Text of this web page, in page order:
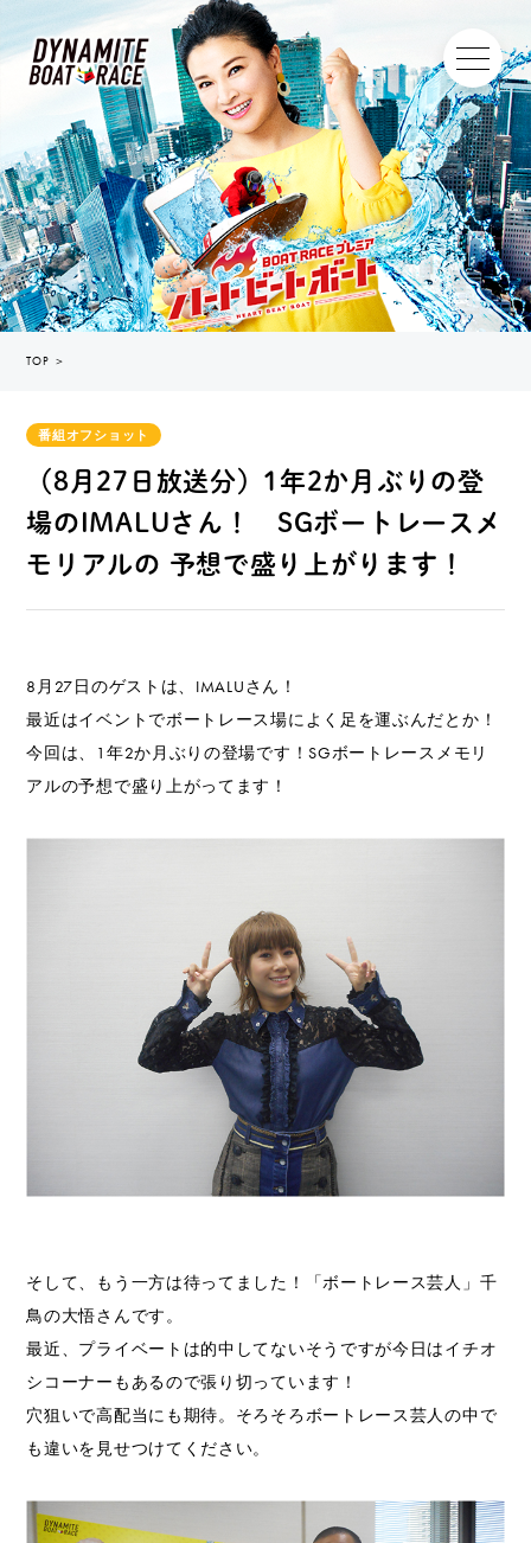
TOP ＞
番組オフショット
（8月27日放送分）1年2か月ぶりの登
場のIMALUさん！ SGボートレースメ
モリアルの 予想で盛り上がります！
8月27日のゲストは、IMALUさん！
最近はイベントでボートレース場によく足を運ぶんだとか！
今回は、1年2か月ぶりの登場です！SGボートレースメモリ
アルの予想で盛り上がってます！
そして、もう一方は待ってました！「ボートレース芸人」千
鳥の大悟さんです。
最近、プライベートは的中してないそうですが今日はイチオ
シコーナーもあるので張り切っています！
穴狙いで高配当にも期待。そろそろボートレース芸人の中で
も違いを見せつけてください。